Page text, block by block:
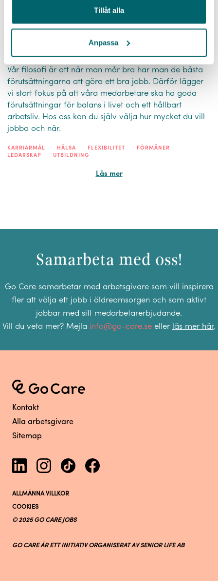
Tillåt alla
Anpassa
Falu kommun
Vår filosofi är att när man mår bra har man de bästa
förutsättningarna att göra ett bra jobb. Därför lägger
vi stort fokus på att våra medarbetare ska ha goda
förutsättningar för balans i livet och ett hållbart
arbetsliv. Hos oss kan du själv välja hur mycket du vill
jobba och när.
KARRIÄRMÅL HÄLSA FLEXIBILITET
FÖRMÅNER
LEDARSKAP
UTBILDNING
Läs mer
Samarbeta med oss!
Go Care samarbetar med arbetsgivare som vill inspirera
fler att välja ett jobb i äldreomsorgen och som aktivt
jobbar med sitt medarbetarerbjudande.
Vill du veta mer? Mejla info@go-care.se eller läs mer här.
Kontakt
Alla arbetsgivare
Sitemap
GO CARE ÄR ETT INITIATIV ORGANISERAT AV SENIOR LIFE AB
© 2025 GO CARE JOBS
ALLMÄNNA VILLKOR
COOKIES